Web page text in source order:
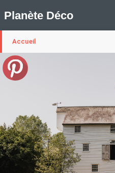
Planète Déco
🛍︎ Shop Planète Déco
Design Suédois En Quelques
Idées Déco En 10 Photos
La
Maison En Ville
Méli-Mélo
Tendance
Interieurs
La Décoration Selon Votre
Accueil